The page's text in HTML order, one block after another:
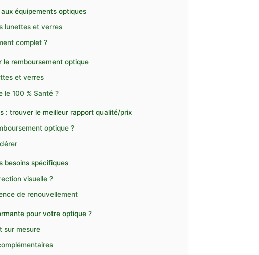
équipements optiques
lunettes et verres
complet ?
le remboursement optique
et verres
le 100 % Santé ?
: trouver le meilleur rapport qualité/prix
optique ?
besoins spécifiques
visuelle ?
de renouvellement
pour votre optique ?
sur mesure